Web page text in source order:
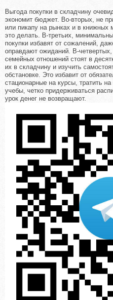
Выгода покупки в складчину
экономит бюджет. Во-вторых, не
или пикапу на рынках и в книжных
это делать. В-третьих,
покупки избавят от сожалений,
оправдают ожиданий. В-
семейных отношений стоят в
их в складчину и изучить
обстановке. Это избавит от
стационарные на курсы, тратить
учебы, четко придерживаться
урок денег не возвращают.